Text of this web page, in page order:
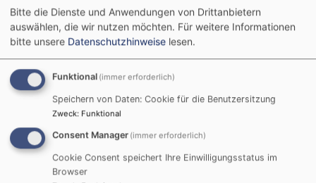
Themengebiete
Mathematik in ev. St. Ulrich: Kinder schätzen und
Streit schlichten - Der Augsburger Religionsfriede
von 1555 in ev. Hl. Kreuz: Kinder erleben das
historisch bedeutende Ereignis
Bitte die Dienste und Anwendungen von Drittanbietern
auswählen, die wir nutzen möchten. Für weitere Informationen
bitte unsere Datenschutzhinweise lesen.
Funktional (immer erforderlich)
Speichern von Daten: Cookie für die Benutzersitzung
Zweck: Funktional
Consent Manager (immer erforderlich)
Cookie Consent speichert Ihre Einwilligungsstatus im
Browser